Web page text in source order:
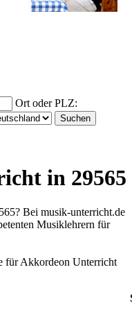
Ort oder PLZ:
in 29565
Bei musik-unterricht.de
Musiklehrern für
für Akkordeon Unterricht